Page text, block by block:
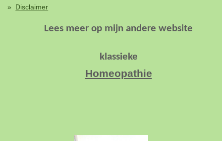
Disclaimer
Lees meer op mijn andere website
klassieke
Homeopathie